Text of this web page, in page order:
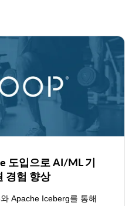
도입으로 AI/ML 기
경험 향상
Apache Iceberg를 통해